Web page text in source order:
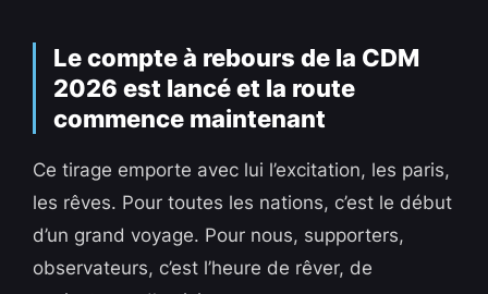
Le compte à rebours de la CDM
2026 est lancé et la route
commence maintenant
Ce tirage emporte avec lui l’excitation, les paris,
les rêves. Pour toutes les nations, c’est le début
d’un grand voyage. Pour nous, supporters,
observateurs, c’est l’heure de rêver, de